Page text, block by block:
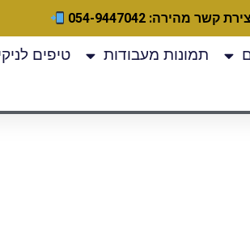
קשר מהירה: 054-9447042
תמונות מעבודות טיפים